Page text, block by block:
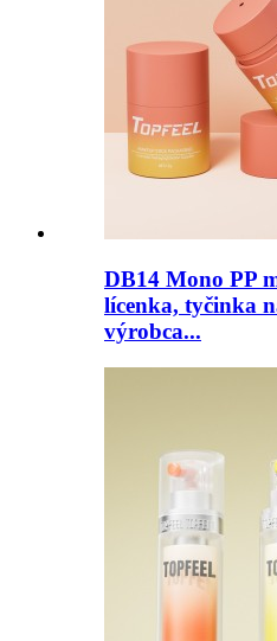
DB14 Mono PP
lícenka, tyčinka
výrobca...